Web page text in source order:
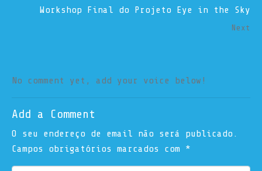
Workshop Final do Projeto Eye in the Sky
Next
No comment yet, add your voice below!
Add a Comment
O seu endereço de email não será publicado.
Campos obrigatórios marcados com *